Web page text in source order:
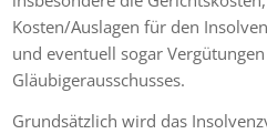
Kosten/Auslagen für den
und eventuell sogar
Gläubigerausschusses.
Grundsätzlich wird das